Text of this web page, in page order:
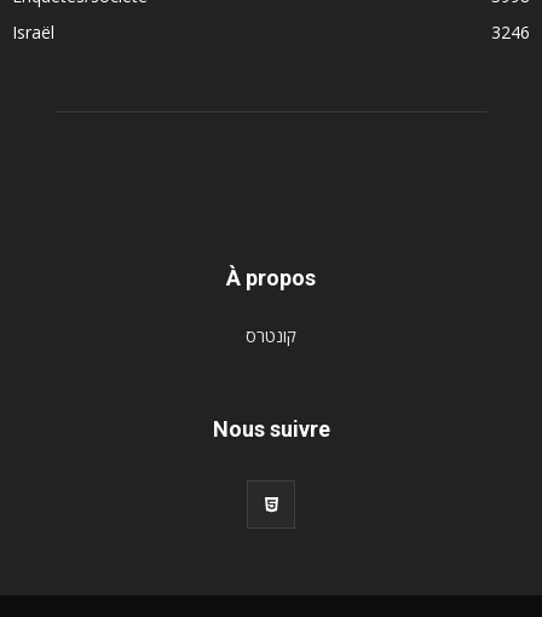
Israël
3246
À propos
קונטרס
Nous suivre